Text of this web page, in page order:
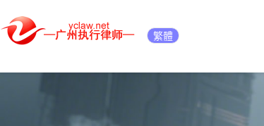
广州专做
繁體